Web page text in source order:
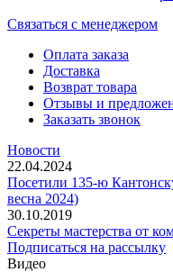
Cвязаться с менеджером
Оплата заказа
Доставка
Возврат товара
Отзывы и
Заказать звонок
Новости
22.04.2024
Посетили 135-ю
весна 2024)
30.10.2019
Секреты мастерства от
Подписаться на рассылку
Видео